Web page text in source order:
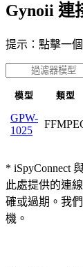
Gynoii 連
提示：點擊一
模型 類型
GPW-
1025
* iSpyConnect
此處提供的連
確或過期。我
機。